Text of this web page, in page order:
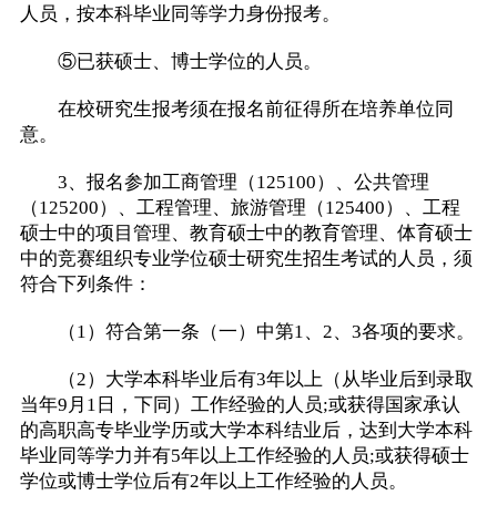
人员，按本科毕业同等学力身份报考。
⑤已获硕士、博士学位的人员。
在校研究生报考须在报名前征得所在培养单位同
意。
3、报名参加工商管理（125100）、公共管理
（125200）、工程管理、旅游管理（125400）、工程
硕士中的项目管理、教育硕士中的教育管理、体育硕士
中的竞赛组织专业学位硕士研究生招生考试的人员，须
符合下列条件：
（1）符合第一条（一）中第1、2、3各项的要求。
（2）大学本科毕业后有3年以上（从毕业后到录取
当年9月1日，下同）工作经验的人员;或获得国家承认
的高职高专毕业学历或大学本科结业后，达到大学本科
毕业同等学力并有5年以上工作经验的人员;或获得硕士
学位或博士学位后有2年以上工作经验的人员。